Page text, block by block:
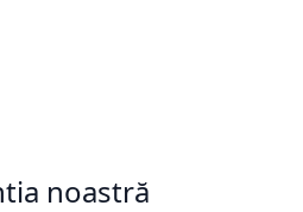
noastră